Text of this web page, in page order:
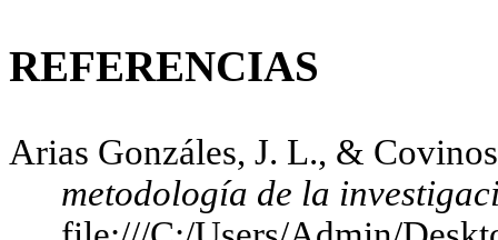
REFERENCIAS
Arias Gonzáles, J. L., &
metodología de la